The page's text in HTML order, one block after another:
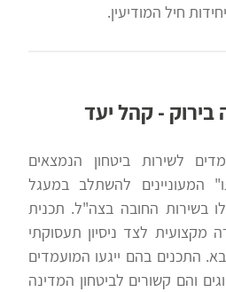
חיל המודיעין.
בירוק - קהל יעד
לשירות ביטחון הנמצאים
המעוניינים להשתלב במעגל
בשירות החובה בצה"ל. תכנית
מקצועית לצד ניסיון תעסוקתי
התכנים בהם ייגעו המועמדים
והם קשורים לביטחון המדינה